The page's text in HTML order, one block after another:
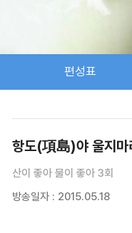
편성표
항도(項島)야 울지마
산이 좋아 물이 좋아 3회
방송일자 : 2015.05.18